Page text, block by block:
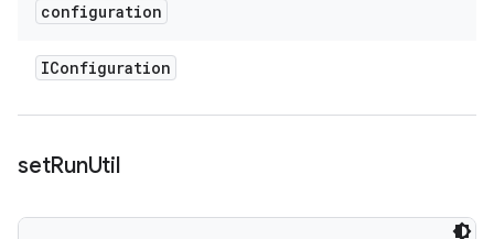
configuration
IConfiguration
setRunUtil